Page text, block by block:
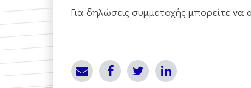
Για δηλώσεις συμμετοχής μπορείτε